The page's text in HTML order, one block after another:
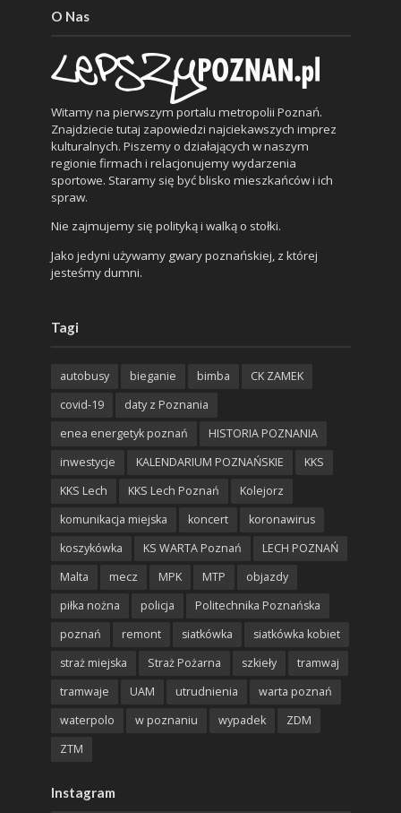
O Nas
Witamy na pierwszym portalu metropolii Poznań.
Znajdziecie tutaj zapowiedzi najciekawszych imprez
kulturalnych. Piszemy o działających w naszym
regionie firmach i relacjonujemy wydarzenia
sportowe. Staramy się być blisko mieszkańców i ich
spraw.
Nie zajmujemy się polityką i walką o stołki.
Jako jedyni używamy gwary poznańskiej, z której
jesteśmy dumni.
Tagi
autobusy bieganie bimba
CK ZAMEK
covid-19
daty z Poznania
enea energetyk poznań
HISTORIA POZNANIA
inwestycje
KALENDARIUM POZNAŃSKIE
KKS
KKS Lech
KKS Lech Poznań
Kolejorz
komunikacja miejska
koncert
koronawirus
koszykówka
KS WARTA Poznań
LECH POZNAŃ
Malta
mecz MPK MTP
objazdy
piłka nożna
policja
Politechnika Poznańska
poznań
remont siatkówka
siatkówka kobiet
straż miejska
Straż Pożarna szkieły
tramwaj
tramwaje
UAM utrudnienia
warta poznań
waterpolo
w poznaniu wypadek
ZDM
ZTM
Instagram